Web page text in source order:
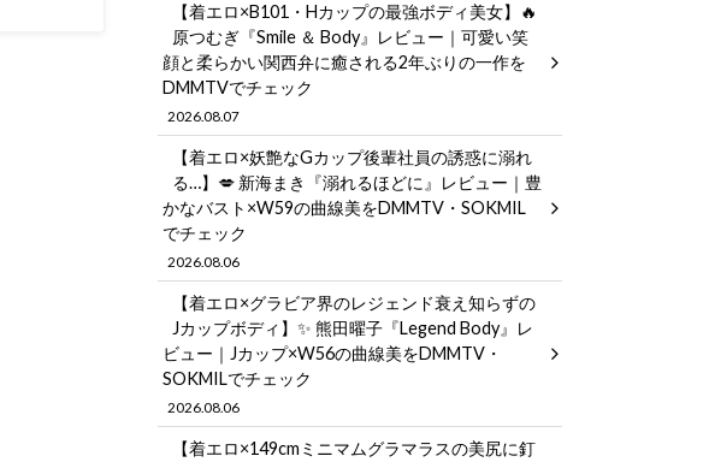
【着エロ×B101・Hカップの最強ボディ美女】🔥
原つむぎ『Smile ＆ Body』レビュー｜可愛い笑
顔と柔らかい関西弁に癒される2年ぶりの一作を
DMMTVでチェック
2026.08.07
【着エロ×妖艶なGカップ後輩社員の誘惑に溺れ
る…】💋 新海まき『溺れるほどに』レビュー｜豊
かなバスト×W59の曲線美をDMMTV・SOKMIL
でチェック
2026.08.06
【着エロ×グラビア界のレジェンド衰え知らずの
Jカップボディ】✨ 熊田曜子『Legend Body』レ
ビュー｜Jカップ×W56の曲線美をDMMTV・
SOKMILでチェック
2026.08.06
【着エロ×149cmミニマムグラマラスの美尻に釘